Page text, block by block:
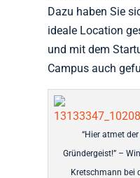
Dazu haben Sie
ideale Location
und mit dem
Campus auch
“Hier atmet der
Gründergeist!” –
Kretschmann bei